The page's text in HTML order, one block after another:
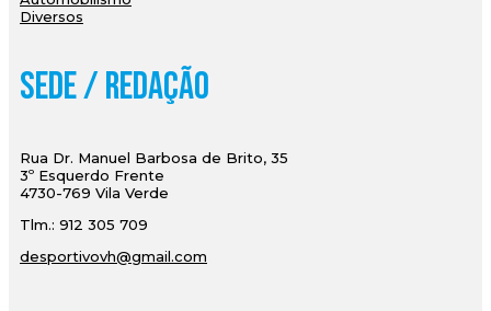
Diversos
Sede / Redação
Rua Dr. Manuel Barbosa de Brito, 35
3º Esquerdo Frente
4730-769 Vila Verde
Tlm.: 912 305 709
desportivovh@gmail.com